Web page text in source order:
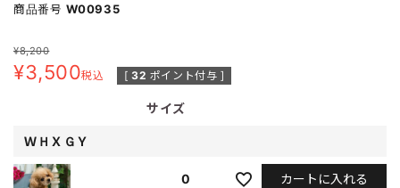
商品番号 W00935
¥8,200
¥3,500税込 [ 32 ポイント付与 ]
サイズ
ＷＨＸＧＹ
0 カートに入れる